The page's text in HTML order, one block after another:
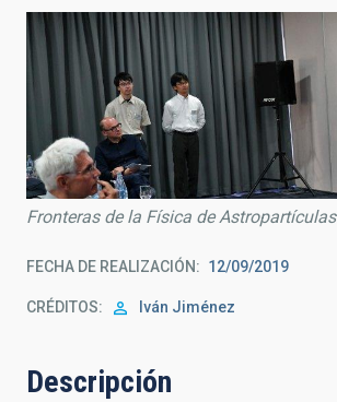
Fronteras de la Física de Astropartículas
FECHA DE REALIZACIÓN 12/09/2019
CRÉDITOS Iván Jiménez
Descripción